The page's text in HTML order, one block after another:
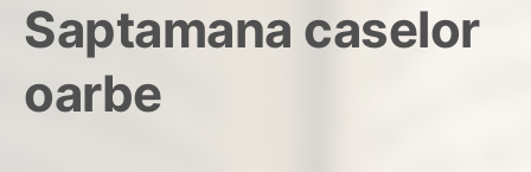
Saptamana caselor
oarbe